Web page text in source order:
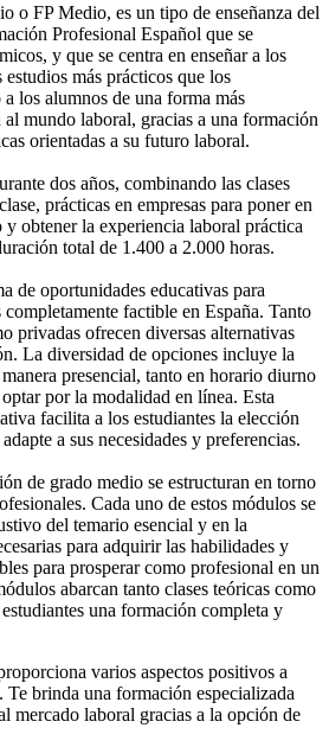
o FP Medio, es un tipo de enseñanza del
Profesional Español que se
y que se centra en enseñar a los
más prácticos que los
los alumnos de una forma más
mundo laboral, gracias a una formación
orientadas a su futuro laboral.
dos años, combinando las clases
prácticas en empresas para poner en
obtener la experiencia laboral práctica
total de 1.400 a 2.000 horas.
de oportunidades educativas para
factible en España. Tanto
privadas ofrecen diversas alternativas
La diversidad de opciones incluye la
presencial, tanto en horario diurno
por la modalidad en línea. Esta
facilita a los estudiantes la elección
a sus necesidades y preferencias.
de grado medio se estructuran en torno
Cada uno de estos módulos se
del temario esencial y en la
para adquirir las habilidades y
para prosperar como profesional en un
abarcan tanto clases teóricas como
una formación completa y
varios aspectos positivos a
brinda una formación especializada
mercado laboral gracias a la opción de